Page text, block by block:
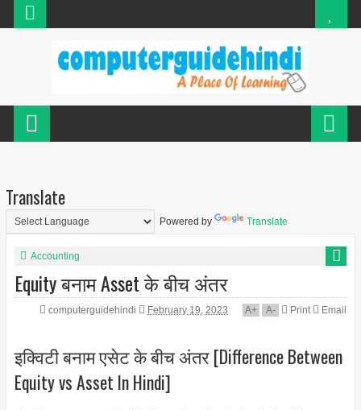
Translate
Powered by Translate
Accounting
Equity बनाम Asset के बीच अंतर
computerguidehindi February 19, 2023 A+ A- Print Email
इक्विटी बनाम एसेट के बीच अंतर [Difference Between
Equity vs Asset In Hindi]